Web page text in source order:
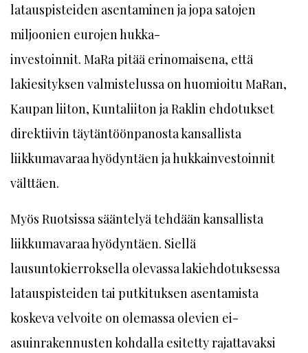
latauspisteiden asentaminen ja jopa satojen
miljoonien eurojen hukka-
investoinnit. MaRa pitää erinomaisena, että
lakiesityksen valmistelussa on huomioitu MaRan,
Kaupan liiton, Kuntaliiton ja Raklin ehdotukset
direktiivin täytäntöönpanosta kansallista
liikkumavaraa hyödyntäen ja hukkainvestoinnit
välttäen.
Myös Ruotsissa sääntelyä tehdään kansallista
liikkumavaraa hyödyntäen. Siellä
lausuntokierroksella olevassa lakiehdotuksessa
latauspisteiden tai putkituksen asentamista
koskeva velvoite on olemassa olevien ei-
asuinrakennusten kohdalla esitetty rajattavaksi